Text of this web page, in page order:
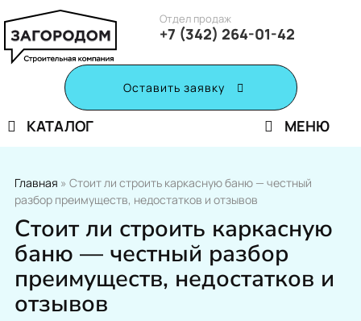
КАТАЛОГ
Отдел продаж
+7 (342) 264-01-42
Оставить заявку
МЕНЮ
Главная » Стоит ли строить каркасную баню — честный
разбор преимуществ, недостатков и отзывов
Стоит ли строить каркасную
баню — честный разбор
преимуществ, недостатков и
отзывов